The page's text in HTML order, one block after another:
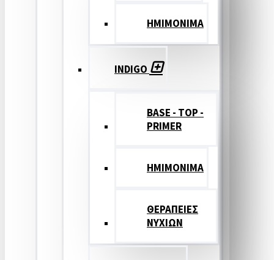
ΗΜΙΜΟΝΙΜΑ
INDIGO
BASE - TOP -
PRIMER
HMIMONIMA
ΘΕΡΑΠΕΙΕΣ
ΝΥΧΙΩΝ